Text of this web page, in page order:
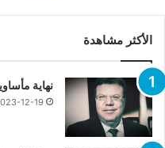
الأكثر مشاهدة
نهاية
12-19